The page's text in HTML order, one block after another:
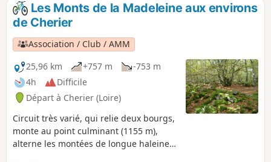
Les Monts de la Madeleine aux environs
de Cherier
Association / Club / AMM
25,96 km
+757 m
-753 m
4h
Difficile
Départ à Cherier (Loire)
Circuit très varié, qui relie deux bourgs,
monte au point culminant (1155 m),
alterne les montées de longue haleine